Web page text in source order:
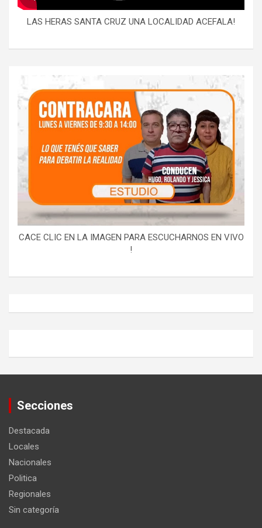
LAS HERAS SANTA CRUZ UNA LOCALIDAD ACEFALA!
CACE CLIC EN LA IMAGEN PARA ESCUCHARNOS EN VIVO
!
Secciones
Destacada
Locales
Nacionales
Politica
Regionales
Sin categoría